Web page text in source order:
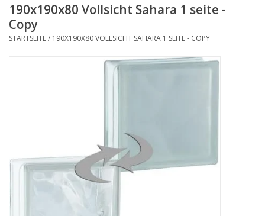
DESIGN COLLECTION
TECHNOLOGY
breezeblock
190x190x80 Vollsicht Sahara 1 seite -
Copy
STARTSEITE/ 190X190X80 VOLLSICHT SAHARA 1 SEITE - COPY